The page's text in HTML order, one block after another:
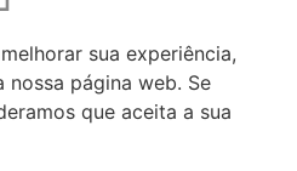
sua experiência,
nossa página web. Se
que aceita a sua